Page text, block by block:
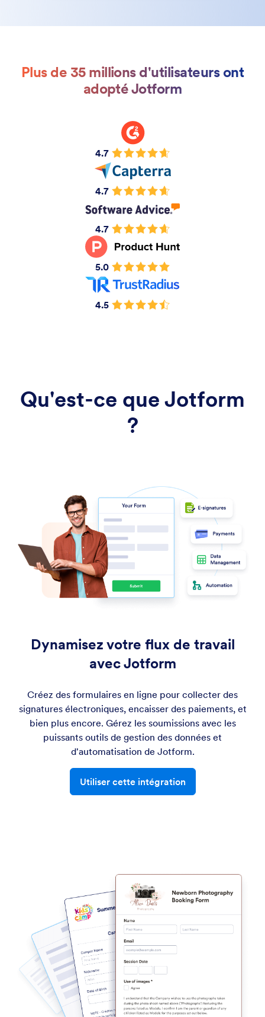
Plus de 35 millions d'utilisateurs ont
adopté Jotform
4.7
4.7
4.7
5.0
4.5
Qu'est-ce que Jotform
?
Dynamisez votre flux de travail
avec Jotform
Créez des formulaires en ligne pour collecter des
signatures électroniques, encaisser des paiements, et
bien plus encore. Gérez les soumissions avec les
puissants outils de gestion des données et
d'automatisation de Jotform.
Utiliser cette intégration